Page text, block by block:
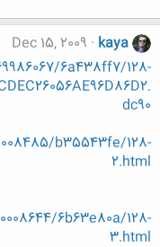
kaya
Dec 15, 2009
6a438ff7/128-
dc90
b35543fe/128-
2.html
6b63e80a/128-
3.html